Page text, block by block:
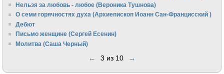
Нельзя за любовь - любое (Вероника Тушнова)
О семи горячностях духа (Архиепископ Иоанн Сан-Францисский )
Дебют
Письмо женщине (Сергей Есенин)
Молитва (Саша Черный)
← 3 из 10 →